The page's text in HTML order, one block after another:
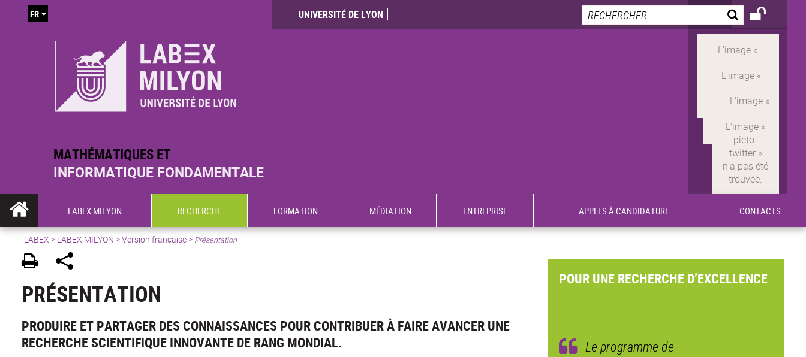
MATHÉMATIQUES ET
INFORMATIQUE FONDAMENTALE
UNIVERSITÉ DE LYON
FR
LABEX MILYON RECHERCHE FORMATION MÉDIATION ENTREPRISE APPELS À CANDIDATURE CONTACTS
LABEX > LABEX MILYON >Version française> Présentation
PRÉSENTATION
PRODUIRE ET PARTAGER DES CONNAISSANCES POUR CONTRIBUER À FAIRE AVANCER UNE
RECHERCHE SCIENTIFIQUE INNOVANTE DE RANG MONDIAL.
POUR UNE RECHERCHE D’EXCELLENCE
Le programme de